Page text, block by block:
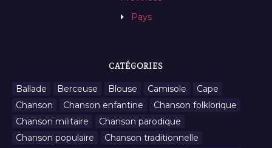
Pays
CATÉGORIES
Ballade Berceuse Blouse Camisole
Cape
Chanson
Chanson enfantine
Chanson folklorique
Chanson militaire
Chanson parodique
Chanson populaire
Chanson traditionnelle